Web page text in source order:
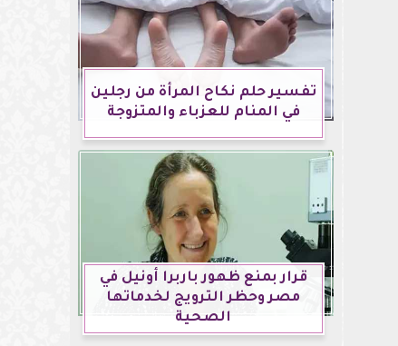
تفسير حلم نكاح المرأة من رجلين
في المنام للعزباء والمتزوجة
قرار بمنع ظهور باربرا أونيل في
مصر وحظر الترويج لخدماتها
الصحية